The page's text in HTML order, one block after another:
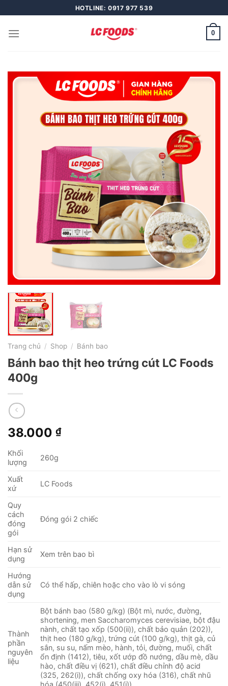
to
content
HOTLINE: 0917 977 539
0
Trang chủ / Shop / Bánh bao
Bánh bao thịt heo trứng cút LC Foods
400g
38.000 ₫
Khối
lượng
260g
Xuất
xứ
LC Foods
Quy
cách
đóng
gói
Đóng gói 2 chiếc
Hạn sử
dụng
Xem trên bao bì
Hướng
dẫn sử
dụng
Có thể hấp, chiên hoặc cho vào lò vi sóng
Thành
phần
nguyên
liệu
Bột bánh bao (580 g/kg) (Bột mì, nước, đường,
shortening, men Saccharomyces cerevisiae, bột đậu
nành, chất tạo xốp (500(ii)), chất bảo quản (202)),
thịt heo (180 g/kg), trứng cút (100 g/kg), thịt gà, củ
sắn, su su, nấm mèo, hành, tỏi, đường, muối, chất
ổn định (1412), tiêu, xốt ướp đồ nướng, dầu mè, dầu
hào, chất điều vị (621), chất điều chỉnh độ acid
(325, 262(i)), chất chống oxy hóa (316), chất nhũ